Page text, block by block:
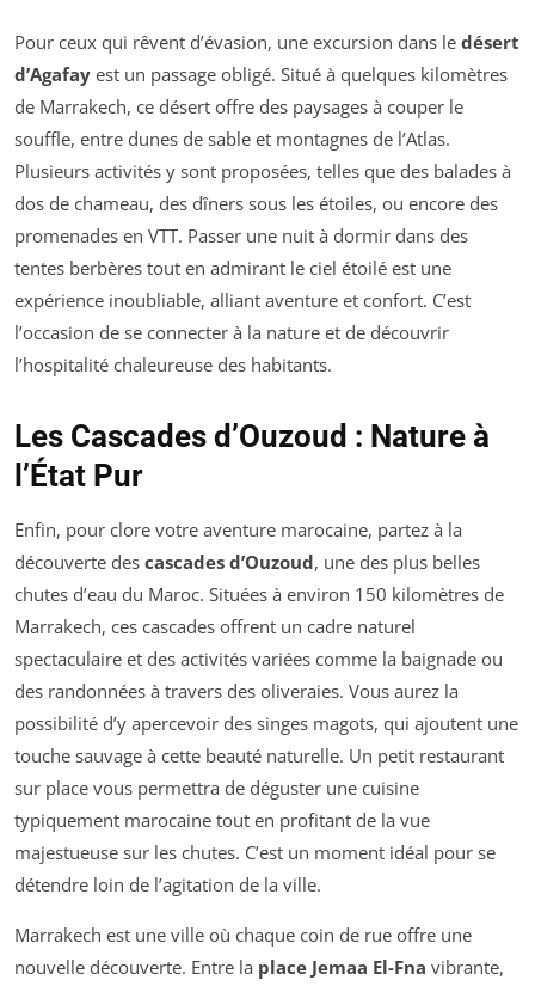
Pour ceux qui rêvent d’évasion, une excursion dans le désert
d’Agafay est un passage obligé. Situé à quelques kilomètres
de Marrakech, ce désert offre des paysages à couper le
souffle, entre dunes de sable et montagnes de l’Atlas.
Plusieurs activités y sont proposées, telles que des balades à
dos de chameau, des dîners sous les étoiles, ou encore des
promenades en VTT. Passer une nuit à dormir dans des
tentes berbères tout en admirant le ciel étoilé est une
expérience inoubliable, alliant aventure et confort. C’est
l’occasion de se connecter à la nature et de découvrir
l’hospitalité chaleureuse des habitants.
Les Cascades d’Ouzoud : Nature à
l’État Pur
Enfin, pour clore votre aventure marocaine, partez à la
découverte des cascades d’Ouzoud, une des plus belles
chutes d’eau du Maroc. Situées à environ 150 kilomètres de
Marrakech, ces cascades offrent un cadre naturel
spectaculaire et des activités variées comme la baignade ou
des randonnées à travers des oliveraies. Vous aurez la
possibilité d’y apercevoir des singes magots, qui ajoutent une
touche sauvage à cette beauté naturelle. Un petit restaurant
sur place vous permettra de déguster une cuisine
typiquement marocaine tout en profitant de la vue
majestueuse sur les chutes. C’est un moment idéal pour se
détendre loin de l’agitation de la ville.
Marrakech est une ville où chaque coin de rue offre une
nouvelle découverte. Entre la place Jemaa El-Fna vibrante,